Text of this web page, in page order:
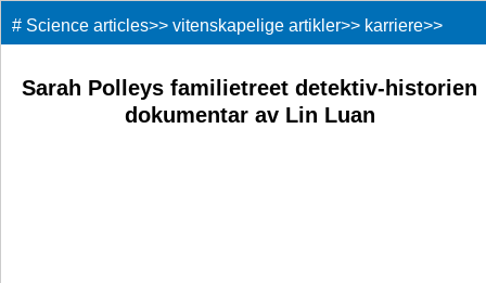
# Science articles>> vitenskapelige artikler>> karriere>>
Sarah Polleys familietreet detektiv-historien
dokumentar av Lin Luan